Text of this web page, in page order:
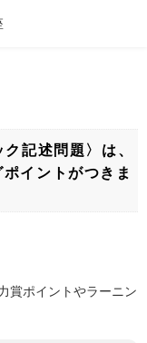
記述問題〉は、
イントがつきま
賞ポイントやラーニン